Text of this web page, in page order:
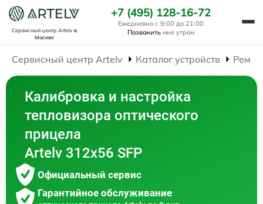
Сервисный центр Artelvв
Москве
+7 (495) 128-16-72
Ежедневно с 9:00 до 21:00
Позвонить мне утром
Сервисный центр Artelv Каталог устройств
Калибровка и настройка
тепловизора оптического
прицела
Artelv 312x56 SFP
Официальный сервис
Гарантийное обслуживание